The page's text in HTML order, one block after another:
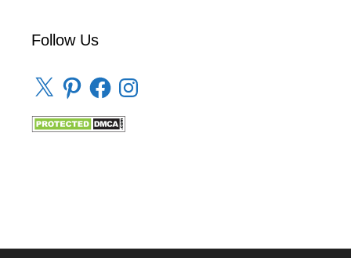
Follow Us
X PinterestFacebookInstagram